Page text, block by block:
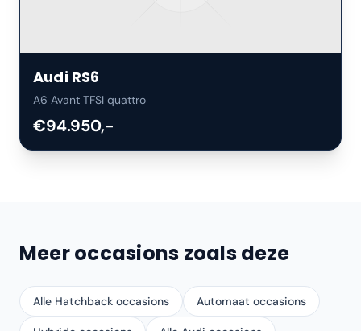
Audi RS6
A6 Avant TFSI quattro
€94.950,-
Meer occasions zoals deze
Alle Hatchback occasions Automaat occasions